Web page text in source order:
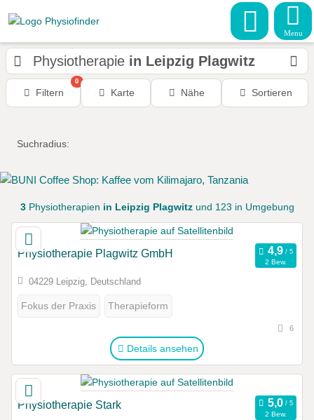
Menu
Physiotherapie in Leipzig Plagwitz
Filtern
0
Karte Nähe Sortieren
Suchradius:
3Physiotherapien in Leipzig Plagwitzund 123 in Umgebung
Physiotherapie Plagwitz GmbH
2 Bew.
04229 Leipzig, Deutschland
Fokus der Praxis Therapieform
6
Details ansehen
Physiotherapie Stark
2 Bew.